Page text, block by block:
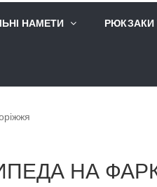
НАМЕТИ РЮКЗАКИ
НА